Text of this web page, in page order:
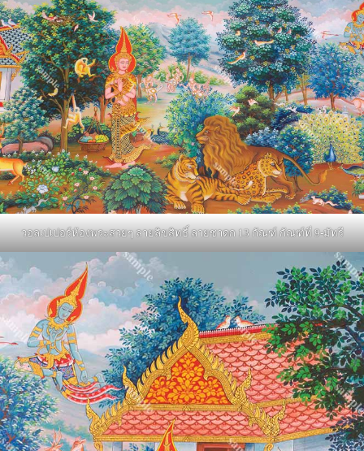
วอลเปเปอร์ห้องพระสวยๆ ลายลิขสิทธิ์ ลายชาดก 13 กัณฑ์ กัณฑ์ที่ 9-มัทรี